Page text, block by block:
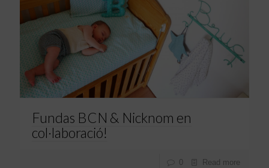
Fundas BCN & Nicknom en
col·laboració!
0 Read more